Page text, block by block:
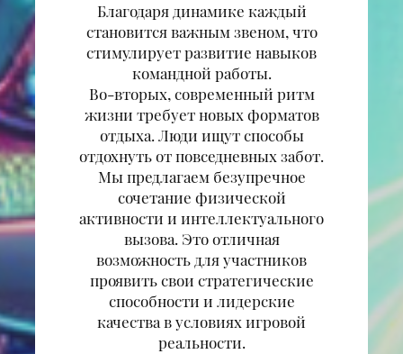
Благодаря динамике каждый
становится важным звеном, что
стимулирует развитие навыков
командной работы.
Во-вторых, современный ритм
жизни требует новых форматов
отдыха. Люди ищут способы
отдохнуть от повседневных забот.
Мы предлагаем безупречное
сочетание физической
активности и интеллектуального
вызова. Это отличная
возможность для участников
проявить свои стратегические
способности и лидерские
качества в условиях игровой
реальности.